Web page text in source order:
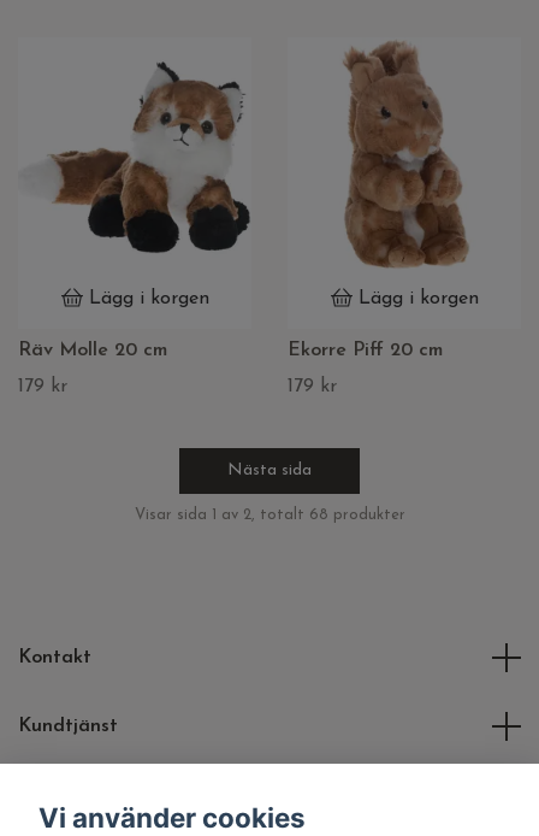
Lägg i korgen
Räv Molle 20 cm
179 kr
Lägg i korgen
Ekorre Piff 20 cm
179 kr
Nästa sida
Visar sida 1 av 2, totalt 68 produkter
Kontakt
Kundtjänst
Vi använder cookies